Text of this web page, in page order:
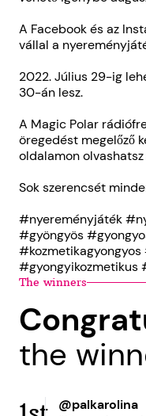
A Facebook és az
vállal a
2022. Július 29-ig
30-án lesz.
A Magic Polar
öregedést megelőző
oldalamon
Sok szerencsét
#nyereményjáték
#gyöngyös
#gyongyikozmetikus
The winners
the
@palkarolina